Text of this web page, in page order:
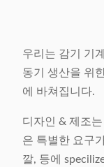
우리는 감기 기
동기 생산을 위
에 바쳐집니다.
디자인 & 제조
은 특별한 요구
깔, 등에